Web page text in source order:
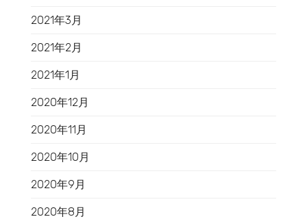
2021年3月
2021年2月
2021年1月
2020年12月
2020年11月
2020年10月
2020年9月
2020年8月